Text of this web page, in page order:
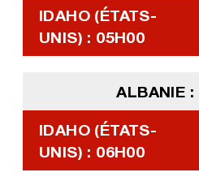
IDAHO (ÉTATS-
UNIS) : 05H00
ALBANIE :
IDAHO (ÉTATS-
UNIS) : 06H00